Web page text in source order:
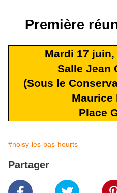
Première
Mardi 17 juin,
Salle Jean
(Sous le
Maurice
Place
#noisy-les-bas-heurts
Partager